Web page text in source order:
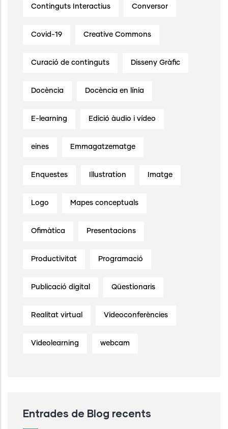
Continguts Interactius Conversor
Covid-19 Creative Commons
Curació de continguts Disseny Gràfic
Docència Docència en línia
E-learning Edició àudio i vídeo
eines Emmagatzematge
Enquestes Illustration Imatge
Logo Mapes conceptuals
Ofimàtica Presentacions
Productivitat Programació
Publicació digital Qüestionaris
Realitat virtual Videoconferències
Videolearning webcam
Entrades de Blog recents